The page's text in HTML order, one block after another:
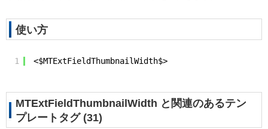
使い方
1 <$MTExtFieldThumbnailWidth$>
MTExtFieldThumbnailWidth と関連のあるテン
プレートタグ (31)